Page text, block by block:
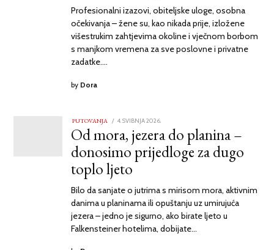
Profesionalni izazovi, obiteljske uloge, osobna
očekivanja – žene su, kao nikada prije, izložene
višestrukim zahtjevima okoline i vječnom borbom
s manjkom vremena za sve poslovne i privatne
zadatke.…
by Dora
PUTOVANJA
POSTED
4. SVIBNJA 2026.
Od mora, jezera do planina –
donosimo prijedloge za dugo
toplo ljeto
Bilo da sanjate o jutrima s mirisom mora, aktivnim
danima u planinama ili opuštanju uz umirujuća
jezera – jedno je sigurno, ako birate ljeto u
Falkensteiner hotelima, dobijate…